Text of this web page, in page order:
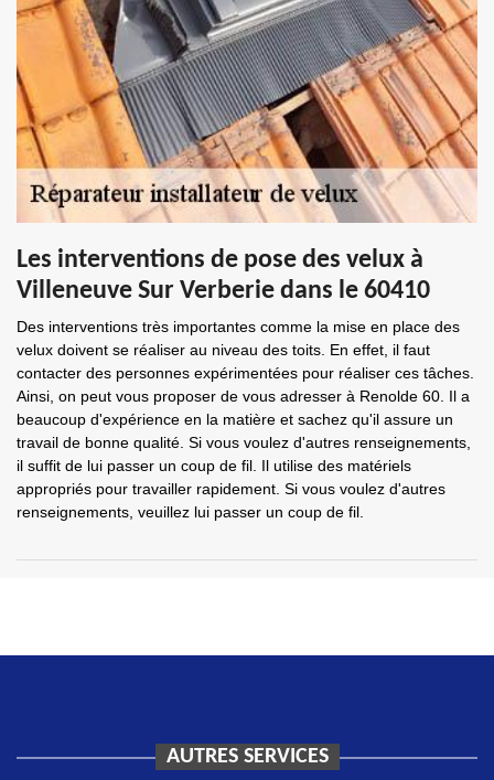
Les interventions de pose des velux à
Villeneuve Sur Verberie dans le 60410
Des interventions très importantes comme la mise en place des
velux doivent se réaliser au niveau des toits. En effet, il faut
contacter des personnes expérimentées pour réaliser ces tâches.
Ainsi, on peut vous proposer de vous adresser à Renolde 60. Il a
beaucoup d'expérience en la matière et sachez qu'il assure un
travail de bonne qualité. Si vous voulez d'autres renseignements,
il suffit de lui passer un coup de fil. Il utilise des matériels
appropriés pour travailler rapidement. Si vous voulez d'autres
renseignements, veuillez lui passer un coup de fil.
AUTRES SERVICES